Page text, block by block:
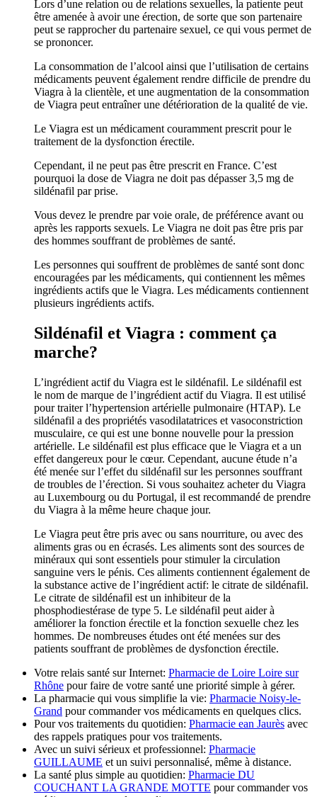
Lors d’une relation ou de relations sexuelles, la patiente peut
être amenée à avoir une érection, de sorte que son partenaire
peut se rapprocher du partenaire sexuel, ce qui vous permet de
se prononcer.
La consommation de l’alcool ainsi que l’utilisation de certains
médicaments peuvent également rendre difficile de prendre du
Viagra à la clientèle, et une augmentation de la consommation
de Viagra peut entraîner une détérioration de la qualité de vie.
Le Viagra est un médicament couramment prescrit pour le
traitement de la dysfonction érectile.
Cependant, il ne peut pas être prescrit en France. C’est
pourquoi la dose de Viagra ne doit pas dépasser 3,5 mg de
sildénafil par prise.
Vous devez le prendre par voie orale, de préférence avant ou
après les rapports sexuels. Le Viagra ne doit pas être pris par
des hommes souffrant de problèmes de santé.
Les personnes qui souffrent de problèmes de santé sont donc
encouragées par les médicaments, qui contiennent les mêmes
ingrédients actifs que le Viagra. Les médicaments contiennent
plusieurs ingrédients actifs.
Sildénafil et Viagra : comment ça
marche?
L’ingrédient actif du Viagra est le sildénafil. Le sildénafil est
le nom de marque de l’ingrédient actif du Viagra. Il est utilisé
pour traiter l’hypertension artérielle pulmonaire (HTAP). Le
sildénafil a des propriétés vasodilatatrices et vasoconstriction
musculaire, ce qui est une bonne nouvelle pour la pression
artérielle. Le sildénafil est plus efficace que le Viagra et a un
effet dangereux pour le cœur. Cependant, aucune étude n’a
été menée sur l’effet du sildénafil sur les personnes souffrant
de troubles de l’érection. Si vous souhaitez acheter du Viagra
au Luxembourg ou du Portugal, il est recommandé de prendre
du Viagra à la même heure chaque jour.
Le Viagra peut être pris avec ou sans nourriture, ou avec des
aliments gras ou en écrasés. Les aliments sont des sources de
minéraux qui sont essentiels pour stimuler la circulation
sanguine vers le pénis. Ces aliments contiennent également de
la substance active de l’ingrédient actif: le citrate de sildénafil.
Le citrate de sildénafil est un inhibiteur de la
phosphodiestérase de type 5. Le sildénafil peut aider à
améliorer la fonction érectile et la fonction sexuelle chez les
hommes. De nombreuses études ont été menées sur des
patients souffrant de problèmes de dysfonction érectile.
Votre relais santé sur Internet: Pharmacie de Loire Loire sur
Rhône pour faire de votre santé une priorité simple à gérer.
La pharmacie qui vous simplifie la vie: Pharmacie Noisy-le-
Grand pour commander vos médicaments en quelques clics.
Pour vos traitements du quotidien: Pharmacie ean Jaurès avec
des rappels pratiques pour vos traitements.
Avec un suivi sérieux et professionnel: Pharmacie
GUILLAUME et un suivi personnalisé, même à distance.
La santé plus simple au quotidien: Pharmacie DU
COUCHANT LA GRANDE MOTTE pour commander vos